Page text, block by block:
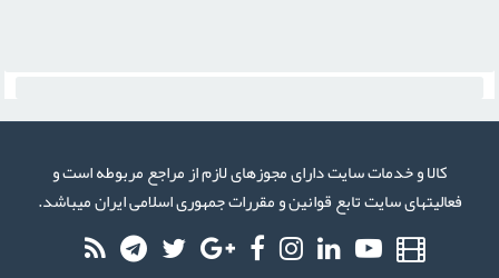
كالا و خدمات سایت دارای مجوزهای لازم از مراجع مربوطه است و
فعاليتهای سايت تابع قوانين و مقررات جمهوری اسلامی ايران میباشد.
Aparat
Youtube
Linkedin
Instagram
Facebook
Google
Twitter
Telegram